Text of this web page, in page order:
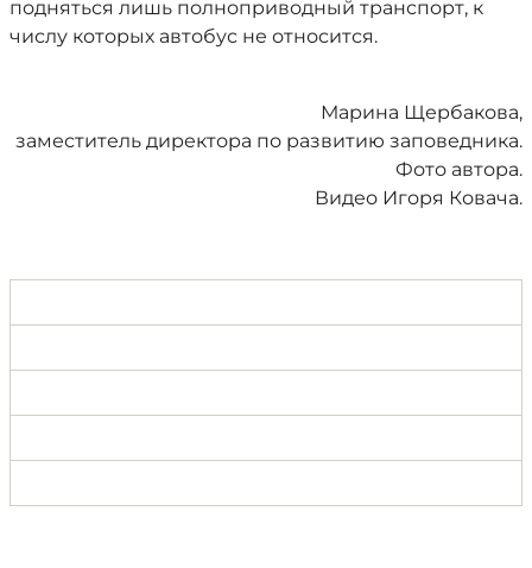
подняться лишь полноприводный транспорт, к
числу которых автобус не относится.
Марина Щербакова,
заместитель директора по развитию заповедника.
Фото автора.
Видео Игоря Ковача.